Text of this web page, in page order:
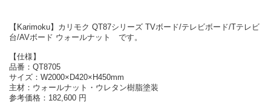
【Karimoku】カリモク QT87シリーズ TVボード/テレビボード/Tテレビ
台/AVボード ウォールナット です。
【仕様】
品番：QT8705
サイズ：W2000×D420×H450mm
主材：ウォールナット・ウレタン樹脂塗装
参考価格：182,600 円